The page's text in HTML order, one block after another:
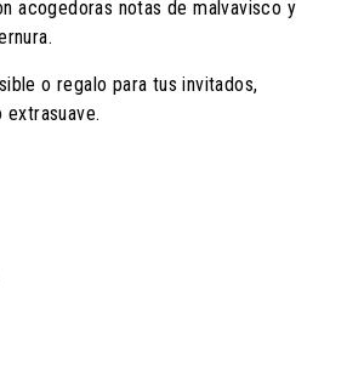
acogedoras notas de malvavisco y
o regalo para tus invitados,